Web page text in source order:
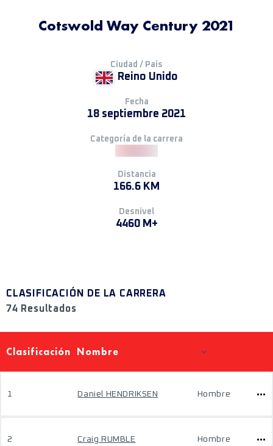
Cotswold Way Century 2021
Ciudad / País
Reino Unido
Fecha
18 septiembre 2021
Categoría de la carrera
Distancia
166.6 KM
Desnivel
4460 M+
CLASIFICACIÓN DE LA CARRERA
74 Resultados
Clasificación Nombre
1 Daniel HENDRIKSEN Hombre
2 Craig RUMBLE Hombre